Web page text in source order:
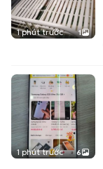
1 phút trước 1
1 phút trước 6